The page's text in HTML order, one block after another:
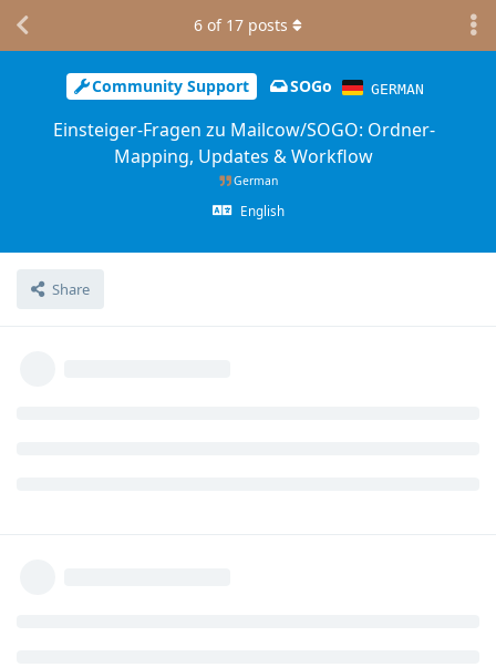
Community Support SOGo GERMAN
Einsteiger-Fragen zu Mailcow/SOGO: Ordner-
Mapping, Updates & Workflow
German
English
Share
6 of 17 posts